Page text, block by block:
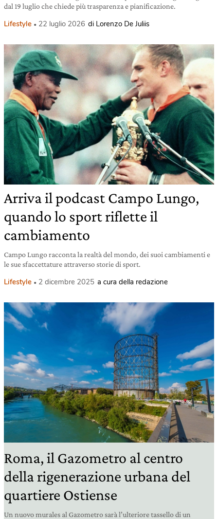
dal 19 luglio che chiede più trasparenza e pianificazione.
Lifestyle 22 luglio 2026 di Lorenzo De Juliis
Arriva il podcast Campo Lungo,
quando lo sport riflette il
cambiamento
Campo Lungo racconta la realtà del mondo, dei suoi cambiamenti e
le sue sfaccettature attraverso storie di sport.
Lifestyle 2 dicembre 2025 a cura della redazione
Roma, il Gazometro al centro
della rigenerazione urbana del
quartiere Ostiense
Un nuovo murales al Gazometro sarà l’ulteriore tassello di un